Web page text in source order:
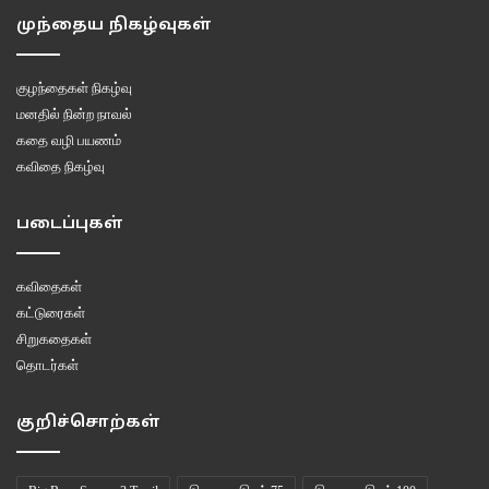
பறந்துசென்ற வேறு சில பறவைகள் என் பாட்டியிடம் இந்தப்பழத்தின் மகத்துவம்
என்று ஆப்பிள் மரம் அங்கே வளர்ந்த கதையை ஒரே மூச்சில் சொல்லி முடித்தது
மந்து. சொல்லியதோடு நிற்கவில்லை தொடர்ந்து ரூபியிடம் ஒரு கேள்வி கேட்டது.
“ஏய்… ரூபி நீதான் இந்த மரத்தை இதற்குமுன் கண்டதில்லை என்று
எனக்கோ பசி வயிற்றைக் கிள்ளியது. ஒரு நம்பிக்கையில் கடித்துவிட்டேன்”
என்றது.
“சரிதான். தெரியாத பழங்களில் வாய் வைக்காதே. ஒருவேளை அது நஞ்சுச்
முந்தைய நிகழ்வுகள்
குழந்தைகள் நிகழ்வு
மனதில் நின்ற நாவல்
கதை வழி பயணம்
கவிதை நிகழ்வு
படைப்புகள்
கவிதைகள்
கட்டுரைகள்
சிறுகதைகள்
தொடர்கள்
குறிச்சொற்கள்